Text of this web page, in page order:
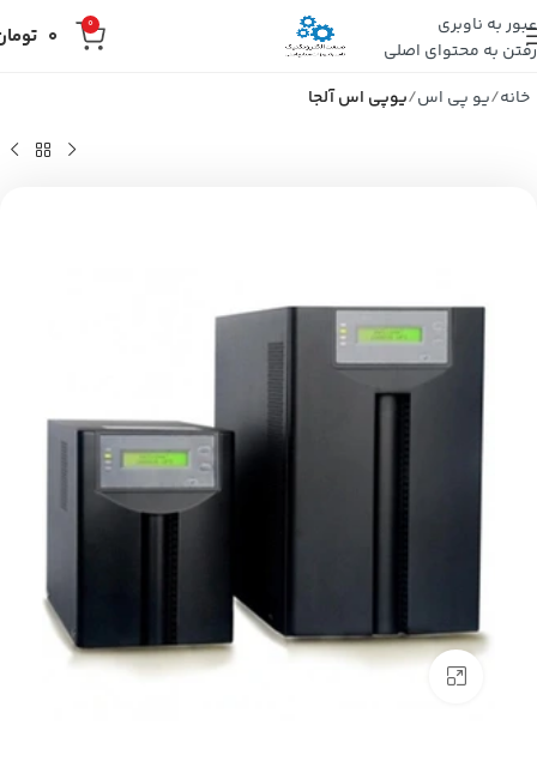
عبور به ناوبری
رفتن به محتوای اصلی
0
0
خانه یو پی اس یوپی اس آلجا